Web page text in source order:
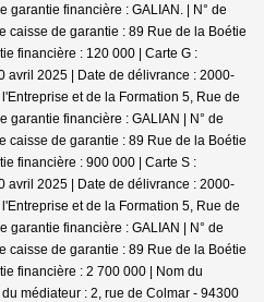
garantie financière : GALIAN. | N° de
caisse de garantie : 89 Rue de la Boétie
financière : 120 000 | Carte G :
avril 2025 | Date de délivrance : 2000-
et de la Formation 5, Rue de
garantie financière : GALIAN | N° de
caisse de garantie : 89 Rue de la Boétie
financière : 900 000 | Carte S :
avril 2025 | Date de délivrance : 2000-
et de la Formation 5, Rue de
garantie financière : GALIAN | N° de
caisse de garantie : 89 Rue de la Boétie
financière : 2 700 000 | Nom du
médiateur : 2, rue de Colmar - 94300